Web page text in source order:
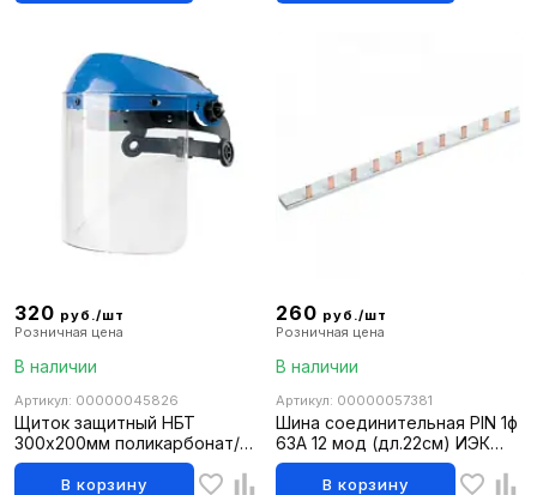
320 руб./шт
Розничная цена
В наличии
Артикул: 00000045826
Щиток защитный НБТ
300х200мм поликарбонат/
Россия/Сибртех
В корзину
260 руб./шт
Розничная цена
В наличии
Артикул: 00000057381
Шина соединительная PIN 1ф
63А 12 мод (дл.22см) ИЭК
YNS21-1-063-22-12
В корзину